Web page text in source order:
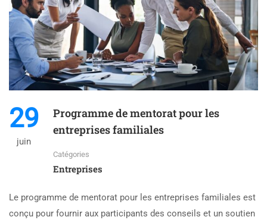
29
juin
Programme de mentorat pour les
entreprises familiales
Catégories
Entreprises
Le programme de mentorat pour les entreprises familiales est
conçu pour fournir aux participants des conseils et un soutien